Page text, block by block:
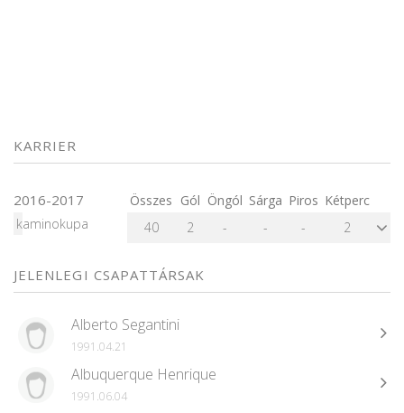
KARRIER
2016-2017 Összes Gól Öngól Sárga Piros Kétperc
kaminokupa
40 2 - - - 2
JELENLEGI CSAPATTÁRSAK
Alberto Segantini
1991.04.21
Albuquerque Henrique
1991.06.04